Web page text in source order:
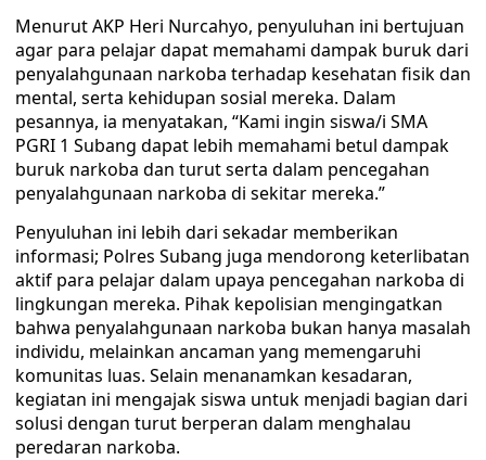
Menurut AKP Heri Nurcahyo, penyuluhan ini bertujuan
agar para pelajar dapat memahami dampak buruk dari
penyalahgunaan narkoba terhadap kesehatan fisik dan
mental, serta kehidupan sosial mereka. Dalam
pesannya, ia menyatakan, “Kami ingin siswa/i SMA
PGRI 1 Subang dapat lebih memahami betul dampak
buruk narkoba dan turut serta dalam pencegahan
penyalahgunaan narkoba di sekitar mereka.”
Penyuluhan ini lebih dari sekadar memberikan
informasi; Polres Subang juga mendorong keterlibatan
aktif para pelajar dalam upaya pencegahan narkoba di
lingkungan mereka. Pihak kepolisian mengingatkan
bahwa penyalahgunaan narkoba bukan hanya masalah
individu, melainkan ancaman yang memengaruhi
komunitas luas. Selain menanamkan kesadaran,
kegiatan ini mengajak siswa untuk menjadi bagian dari
solusi dengan turut berperan dalam menghalau
peredaran narkoba.